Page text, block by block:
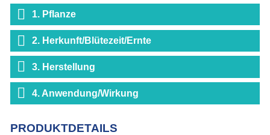
1. Pflanze
2. Herkunft/Blütezeit/Ernte
3. Herstellung
4. Anwendung/Wirkung
PRODUKTDETAILS